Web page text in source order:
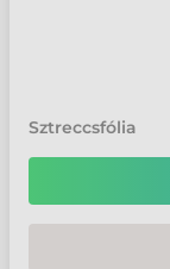
Sztreccsfólia